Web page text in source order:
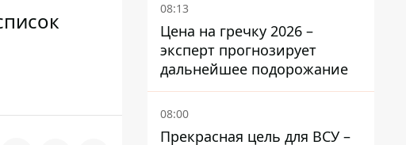
08:13
Цена на гречку 2026 –
эксперт прогнозирует
дальнейшее подорожание
08:00
Прекрасная цель для ВСУ –